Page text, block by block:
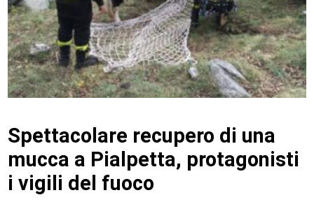
Spettacolare recupero di una
mucca a Pialpetta, protagonisti
i vigili del fuoco